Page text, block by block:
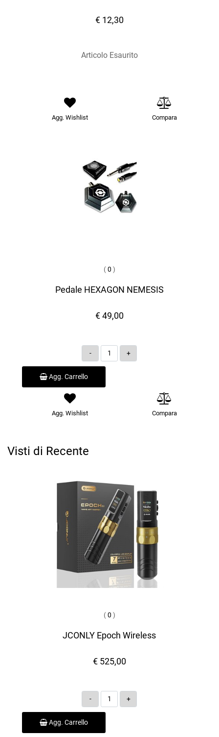
€ 12,30
Articolo Esaurito
Agg. Wishlist Compara
(0 )
Pedale HEXAGON NEMESIS
€ 49,00
Quantità
Agg. Carrello
Agg. Wishlist Compara
Visti di Recente
(0 )
JCONLY Epoch Wireless
€ 525,00
Quantità
Agg. Carrello